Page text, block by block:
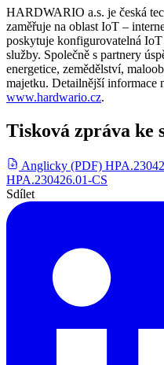
HARDWARIO a.s. je česká
zaměřuje na oblast IoT –
poskytuje konfigurovatelná
služby. Společně s partnery
energetice, zemědělství,
majetku. Detailnější informace
www.hardwario.cz.
Tisková zpráva ke
Anglicky (PDF)
HPA.230426.01-CS
Sdílet